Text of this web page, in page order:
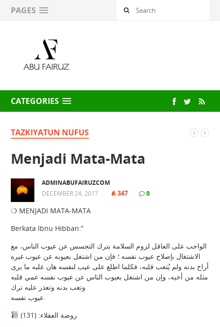
PAGES
CATEGORIES
TAZKIYATUN NUFUS
Menjadi Mata-Mata
ADMINABUFAIRUZCOM
DECEMBER 24, 2017
347 0
❍ MENJADI MATA-MATA
Berkata Ibnu Hibban:”
الواجب على العاقل لزوم السلامة بترك التجسس عن عيوب الناس، مع
الاشتغال بإصلاح عيوب نفسه ؛ فإن من اشتغل بعيوبه عن عيوب غيره
أراح بدنه ولم يُتعب قلبه، فكلما اطلع على عيب لنفسه هان عليه ما يرى
مثله من أخيه، وإن من اشتغل بعيوب الناس عن عيوب نفسه عمي قلبه
عيوب نفسه.
روضة العقلاء: (131)